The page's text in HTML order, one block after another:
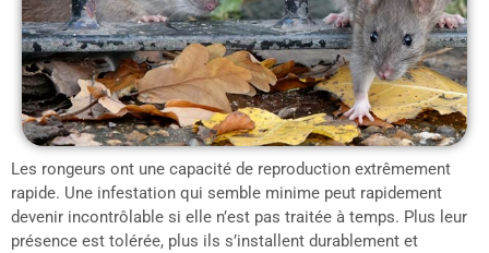
Les rongeurs ont une capacité de reproduction extrêmement
rapide. Une infestation qui semble minime peut rapidement
devenir incontrôlable si elle n’est pas traitée à temps. Plus leur
présence est tolérée, plus ils s’installent durablement et